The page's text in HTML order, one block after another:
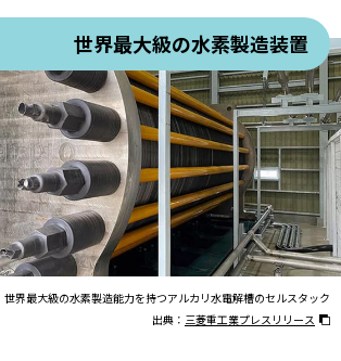
世界最大級の水素製造装置
世界最大級の水素製造能力を持つアルカリ水電解槽のセルスタック
出典： 三菱重工業プレスリリース